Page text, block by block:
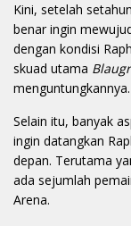
Kini, setelah
benar ingin
dengan kondisi
skuad utama
menguntungkannya.
Selain itu, banyak
ingin datangkan
depan. Terutama
ada sejumlah
Arena.